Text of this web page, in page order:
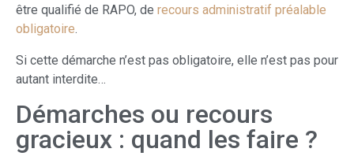
être qualifié de RAPO, de recours administratif préalable
obligatoire.
Si cette démarche n’est pas obligatoire, elle n’est pas pour
autant interdite…
Démarches ou recours
gracieux : quand les faire ?